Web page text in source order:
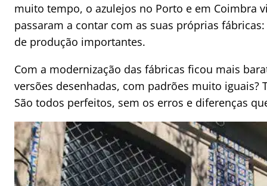
muito tempo, o azulejos no Porto e em Coimbra
passaram a contar com as suas próprias
de produção importantes.
Com a modernização das fábricas ficou mais
versões desenhadas, com padrões muito iguais?
São todos perfeitos, sem os erros e diferenças